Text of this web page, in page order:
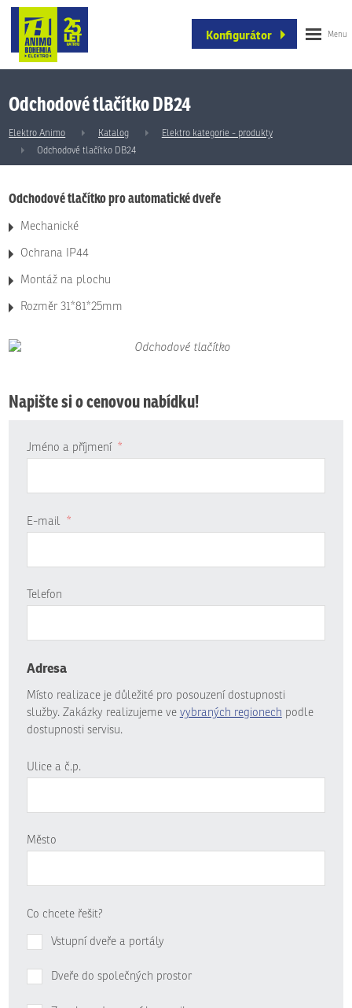
Konfigurátor
Odchodové tlačítko DB24
Elektro Animo Katalog
Elektro kategorie - produkty
Odchodové tlačítko DB24
Odchodové tlačítko pro automatické dveře
Mechanické
Ochrana IP44
Montáž na plochu
Rozměr 31*81*25mm
Napište si o cenovou nabídku!
Jméno a příjmení *
E-mail *
Telefon
Adresa
Místo realizace je důležité pro posouzení dostupnosti
služby. Zakázky realizujeme ve vybraných regionech podle
dostupnosti servisu.
Ulice a č.p.
Město
Co chcete řešit?
Vstupní dveře a portály
Dveře do společných prostor